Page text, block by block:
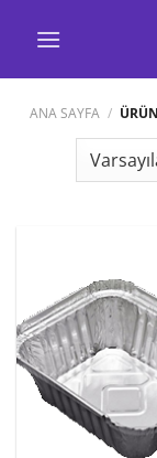
ANA SAYFA /